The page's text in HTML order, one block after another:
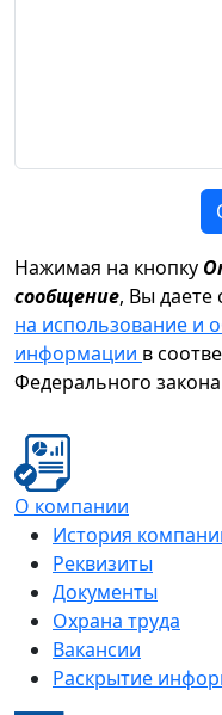
Нажимая на кнопку
сообщение, Вы даете
на использование и
информации в
Федерального
О компании
История
Реквизиты
Документы
Охрана труда
Вакансии
Раскрытие